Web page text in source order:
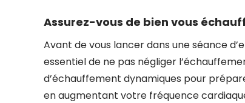
Assurez-vous de bien vous
Avant de vous lancer dans une séance
essentiel de ne pas négliger
d’échauffement dynamiques pour
en augmentant votre fréquence